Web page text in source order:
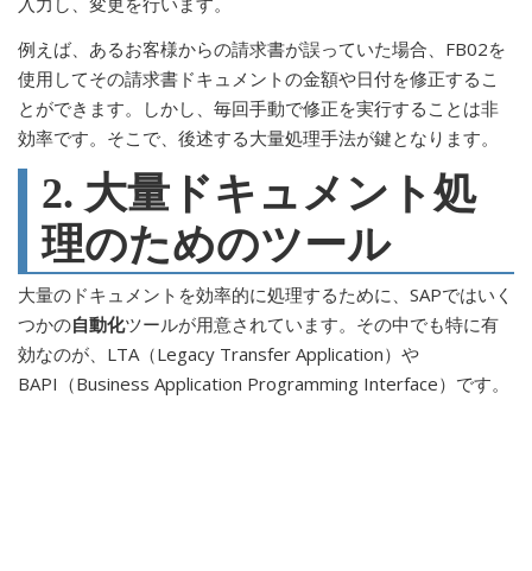
例えば、あるお客様からの請求書が誤っていた場合、FB02を
使用してその請求書ドキュメントの金額や日付を修正するこ
とができます。しかし、毎回手動で修正を実行することは非
効率です。そこで、後述する大量処理手法が鍵となります。
2. 大量ドキュメント処
理のためのツール
大量のドキュメントを効率的に処理するために、SAPではいく
つかの自動化ツールが用意されています。その中でも特に有
効なのが、LTA（Legacy Transfer Application）や
BAPI（Business Application Programming Interface）です。